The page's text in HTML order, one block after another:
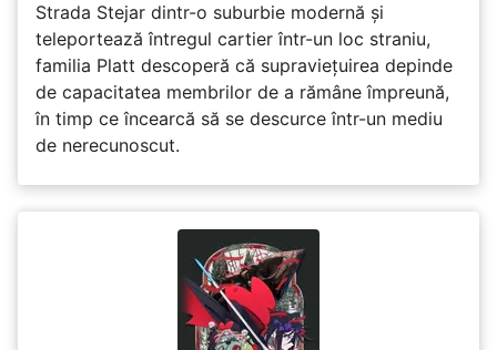
Strada Stejar dintr-o suburbie modernă și
teleportează întregul cartier într-un loc straniu,
familia Platt descoperă că supraviețuirea depinde
de capacitatea membrilor de a rămâne împreună,
în timp ce încearcă să se descurce într-un mediu
de nerecunoscut.